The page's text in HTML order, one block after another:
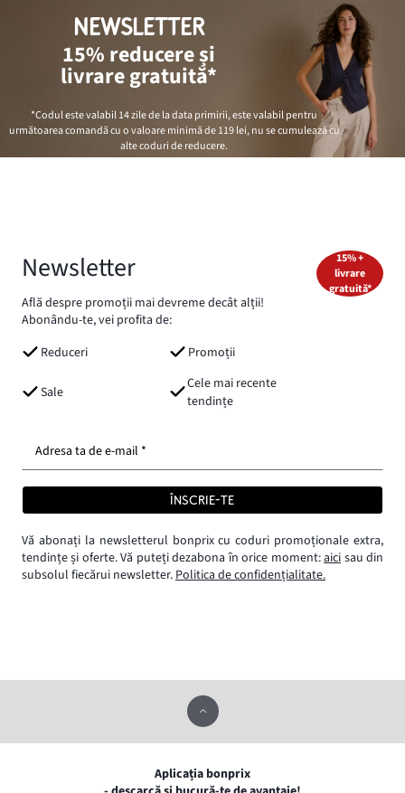
NEWSLETTER
15% reducere și
livrare gratuită*
*Codul este valabil 14 zile de la data primirii, este valabil pentru
următoarea comandă cu o valoare minimă de119 lei, nu se cumulează cu
alte coduri de reducere.
Newsletter
Află despre promoții mai devreme decât alții!
Abonându-te, vei profita de:
Reduceri
Promoții
Sale
Cele mai recente
tendințe
15% +
livrare
gratuită*
Adresa ta de e-mail *
ÎNSCRIE-TE
Vă abonați la newsletterul bonprix cu coduri promoționale extra,
tendințe și oferte. Vă puteți dezabona în orice moment:aici sau din
subsolul fiecărui newsletter.Politica de confidențialitate.
Aplicația bonprix